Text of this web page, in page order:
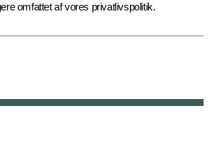
omfattet af vores privatlivspolitik.